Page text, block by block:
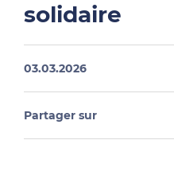
solidaire
03.03.2026
Partager sur